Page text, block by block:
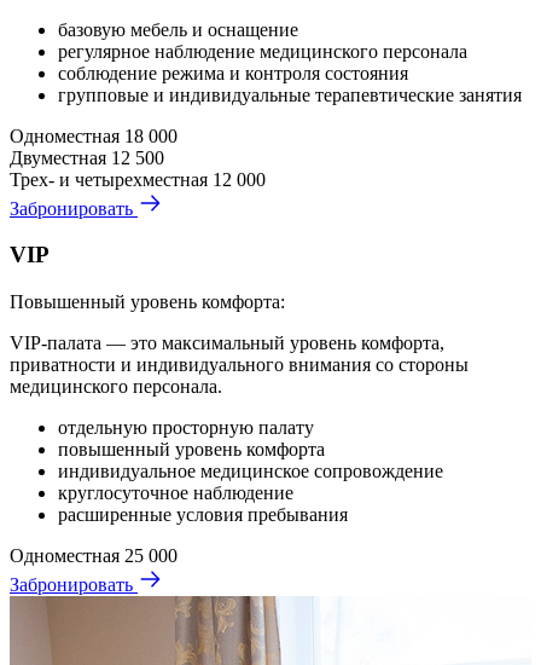
базовую мебель и оснащение
регулярное наблюдение медицинского персонала
соблюдение режима и контроля состояния
групповые и индивидуальные терапевтические занятия
Одноместная 18 000
Двуместная 12 500
Трех- и четырехместная 12 000
Забронировать
VIP
Повышенный уровень комфорта:
VIP-палата — это максимальный уровень комфорта,
приватности и индивидуального внимания со стороны
медицинского персонала.
отдельную просторную палату
повышенный уровень комфорта
индивидуальное медицинское сопровождение
круглосуточное наблюдение
расширенные условия пребывания
Одноместная 25 000
Забронировать